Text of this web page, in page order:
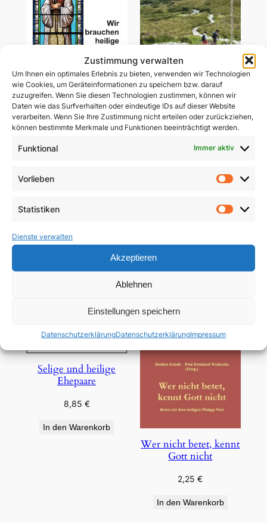
Zustimmung verwalten
Um Ihnen ein optimales Erlebnis zu bieten, verwenden wir Technologien
wie Cookies, um Geräteinformationen zu speichern bzw. darauf
zuzugreifen. Wenn Sie diesen Technologien zustimmen, können wir
Daten wie das Surfverhalten oder eindeutige IDs auf dieser Website
verarbeiten. Wenn Sie Ihre Zustimmung nicht erteilen oder zurückziehen,
können bestimmte Merkmale und Funktionen beeinträchtigt werden.
Funktional Immer aktiv
Vorlieben
Statistiken
Dienste verwalten
Akzeptieren
Ablehnen
Einstellungen speichern
DatenschutzerklärungDatenschutzerklärungImpressum
Wir brauchen heilige
Priester
Gemeinsam unterwegs
in schwerer Zeit
In den Warenkorb
Selige und heilige
Ehepaare
8,85 €
In den Warenkorb
Wer nicht betet, kennt
Gott nicht
2,25€
In den Warenkorb